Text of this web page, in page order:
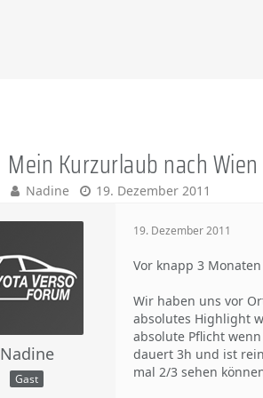
Mein Kurzurlaub nach
Nadine 19. Dezember 2011
Nadine
Gast
19. Dezember 2011
Vor knapp 3
Wir haben uns vor
absolutes Highlight
absolute Pflicht
dauert 3h und ist
mal 2/3 sehen